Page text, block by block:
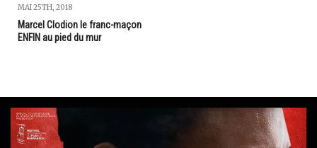
MAI 25TH, 2018
Marcel Clodion le franc-maçon
ENFIN au pied du mur